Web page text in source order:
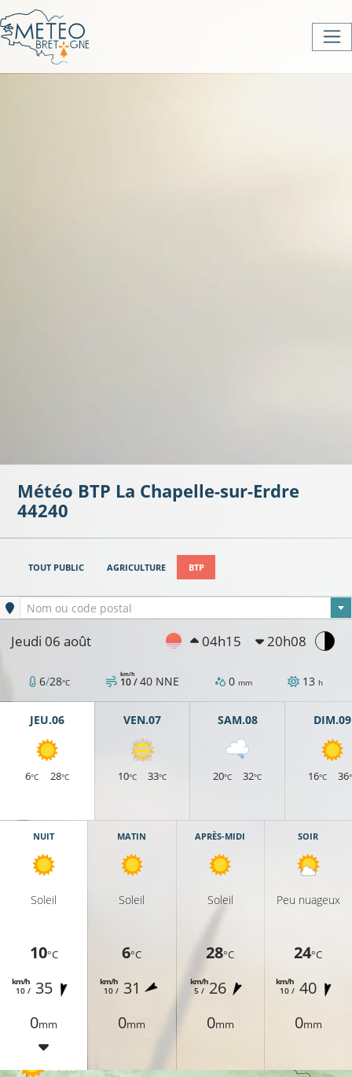
Météo BTP La Chapelle-sur-Erdre
44240
TOUT PUBLIC AGRICULTURE BTP
Ville sélectionnée
Nom ou code postal
Jeudi 06 août 04h15 20h08
6/28°C 10 /
km/h 40 NNE 0 mm 13 h
JEU.06
6°C 28°C
VEN.07
10°C 33°C
SAM.08
20°C 32°C
DIM.09
16°C 36
NUIT
Soleil
10°C
10 /
km/h 35
0mm
MATIN
Soleil
6°C
10 /
km/h 31
0mm
APRÈS-MIDI
Soleil
28°C
5 /
km/h26
0mm
SOIR
Peu nuageux
24°C
10 /
km/h 40
0mm
10°C
11°C 9°C